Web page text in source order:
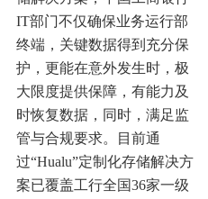
IT部门不仅确保业务运行部
终端，关键数据得到充分保
护，更能在意外发生时，极
大限度提供保障，有能力及
时恢复数据，同时，满足监
管与合规要求。目前通
过“Hualu”定制化存储解决方
案已覆盖工行全国36家一级